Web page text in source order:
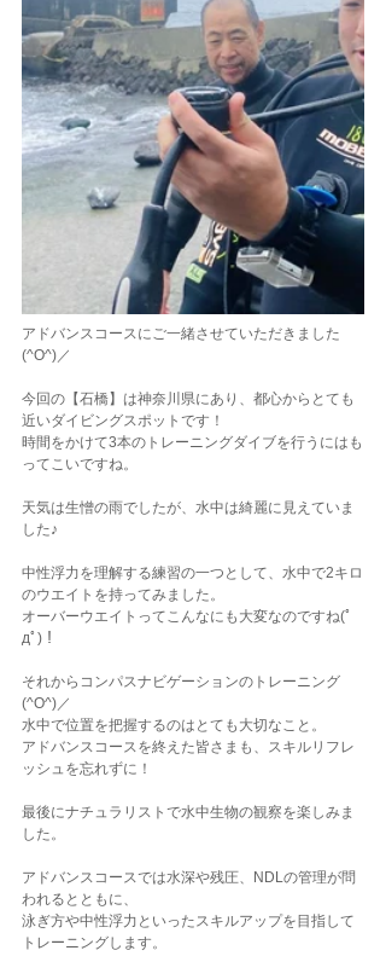
アドバンスコースにご一緒させていただきました
(^O^)／
今回の【石橋】は神奈川県にあり、都心からとても
近いダイビングスポットです！
時間をかけて3本のトレーニングダイブを行うにはも
ってこいですね。
天気は生憎の雨でしたが、水中は綺麗に見えていま
した♪
中性浮力を理解する練習の一つとして、水中で2キロ
のウエイトを持ってみました。
オーバーウエイトってこんなにも大変なのですね(ﾟ
дﾟ)！
それからコンパスナビゲーションのトレーニング
(^O^)／
水中で位置を把握するのはとても大切なこと。
アドバンスコースを終えた皆さまも、スキルリフレ
ッシュを忘れずに！
最後にナチュラリストで水中生物の観察を楽しみま
した。
アドバンスコースでは水深や残圧、NDLの管理が問
われるとともに、
泳ぎ方や中性浮力といったスキルアップを目指して
トレーニングします。